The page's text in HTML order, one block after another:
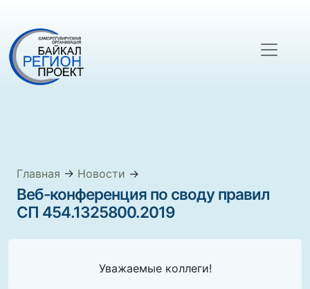
Главная → Новости →
Веб-конференция по своду правил
СП 454.1325800.2019
Уважаемые коллеги!